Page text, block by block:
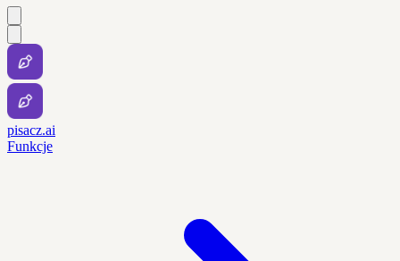
pisacz.ai
Funkcje